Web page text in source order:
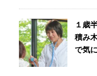
１歳
積み
で気